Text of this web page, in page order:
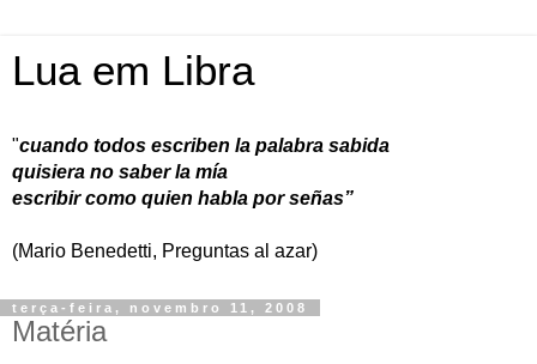
Lua em Libra
"cuando todos escriben la palabra sabida
quisiera no saber la mía
escribir como quien habla por señas”
(Mario Benedetti, Preguntas al azar)
terça-feira, novembro 11, 2008
Matéria